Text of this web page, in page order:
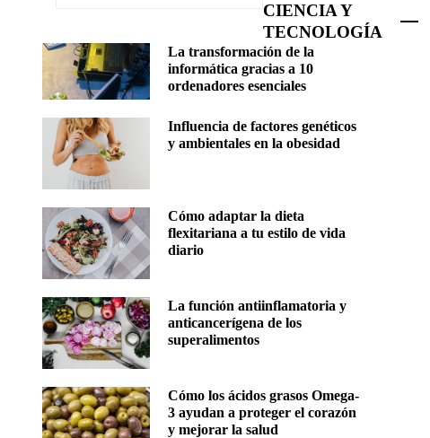
CIENCIA Y
TECNOLOGÍA
La transformación de la
informática gracias a 10
ordenadores esenciales
Influencia de factores genéticos
y ambientales en la obesidad
Cómo adaptar la dieta
flexitariana a tu estilo de vida
diario
La función antiinflamatoria y
anticancerígena de los
superalimentos
Cómo los ácidos grasos Omega-
3 ayudan a proteger el corazón
y mejorar la salud